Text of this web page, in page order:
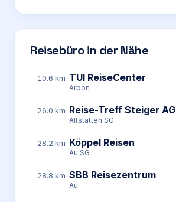
Reisebüro in der Nähe
10.6 km TUI ReiseCenter
Arbon
26.0 km Reise-Treff Steiger AG
Altstätten SG
28.2 km Köppel Reisen
Au SG
28.8 km SBB Reisezentrum
Au